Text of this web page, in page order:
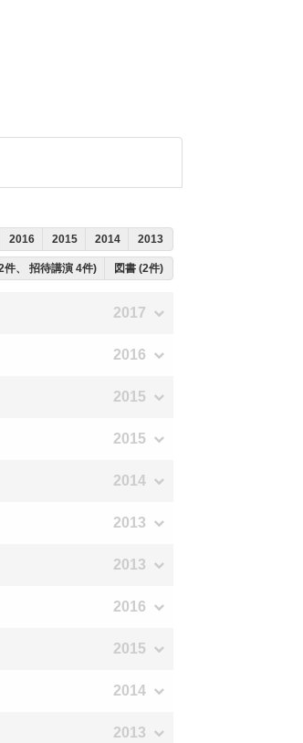
2016 2015 2014 2013
件、 招待講演 4件) 図書 (2件)
2017
2016
2015
2015
2014
2013
2013
2016
2015
2014
2013